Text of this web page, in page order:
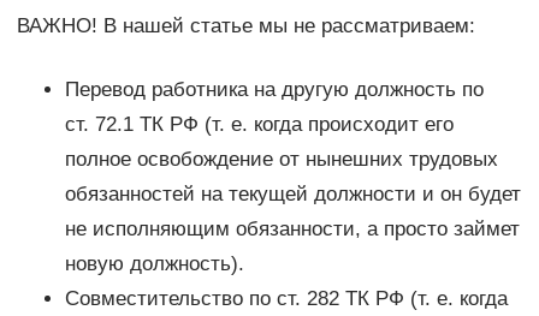
ВАЖНО! В нашей статье мы не рассматриваем:
Перевод работника на другую должность по
ст. 72.1 ТК РФ (т. е. когда происходит его
полное освобождение от нынешних трудовых
обязанностей на текущей должности и он будет
не исполняющим обязанности, а просто займет
новую должность).
Совместительство по ст. 282 ТК РФ (т. е. когда